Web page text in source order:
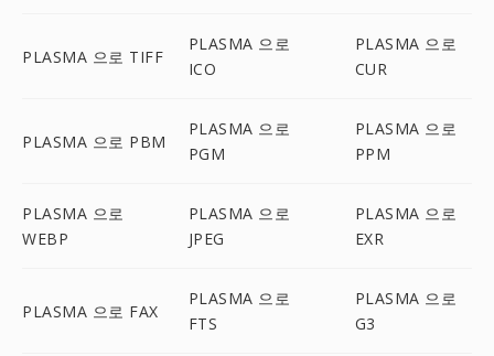
PLASMA 으로 TIFF
PLASMA 으로
ICO
PLASMA 으로
CUR
PLASMA 으로 PBM
PLASMA 으로
PGM
PLASMA 으로
PPM
PLASMA 으로
WEBP
PLASMA 으로
JPEG
PLASMA 으로
EXR
PLASMA 으로 FAX
PLASMA 으로
FTS
PLASMA 으로
G3